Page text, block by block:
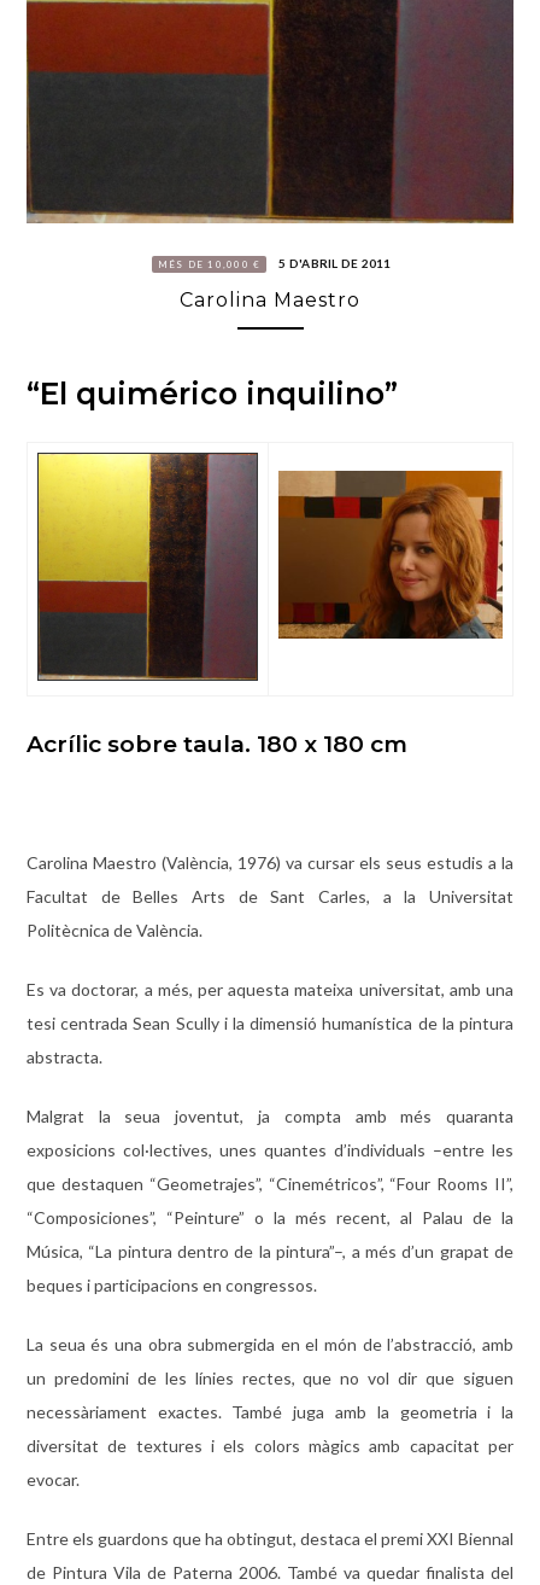
MÉS DE 10,000 € 5 D'ABRIL DE 2011
Carolina Maestro
“El quimérico inquilino”
Acrílic sobre taula. 180 x 180 cm
Carolina Maestro (València, 1976) va cursar els seus estudis a la
Facultat de Belles Arts de Sant Carles, a la Universitat
Politècnica de València.
Es va doctorar, a més, per aquesta mateixa universitat, amb una
tesi centrada Sean Scully i la dimensió humanística de la pintura
abstracta.
Malgrat la seua joventut, ja compta amb més quaranta
exposicions col·lectives, unes quantes d’individuals –entre les
que destaquen “Geometrajes”, “Cinemétricos”, “Four Rooms II”,
“Composiciones”, “Peinture” o la més recent, al Palau de la
Música, “La pintura dentro de la pintura”–, a més d’un grapat de
beques i participacions en congressos.
La seua és una obra submergida en el món de l’abstracció, amb
un predomini de les línies rectes, que no vol dir que siguen
necessàriament exactes. També juga amb la geometria i la
diversitat de textures i els colors màgics amb capacitat per
evocar.
Entre els guardons que ha obtingut, destaca el premi XXI Biennal
de Pintura Vila de Paterna 2006. També va quedar finalista del